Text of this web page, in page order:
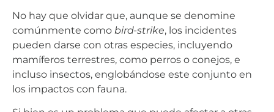
No hay que olvidar que, aunque se denomine
comúnmente como bird-strike, los incidentes
pueden darse con otras especies, incluyendo
mamíferos terrestres, como perros o conejos, e
incluso insectos, englobándose este conjunto en
los impactos con fauna.